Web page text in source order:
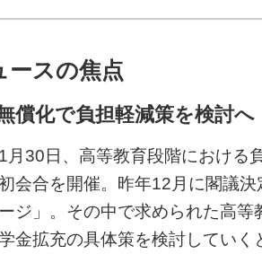
ースの焦点
償化で負担軽減策を検討へ
月30日、高等教育段階における
会合を開催。昨年12月に閣議
ジ」。その中で求められた高等
金拡充の具体策を検討していく